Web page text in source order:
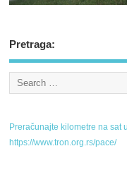
Pretraga:
Preračunajte kilometre na sat
https://www.tron.org.rs/pace/